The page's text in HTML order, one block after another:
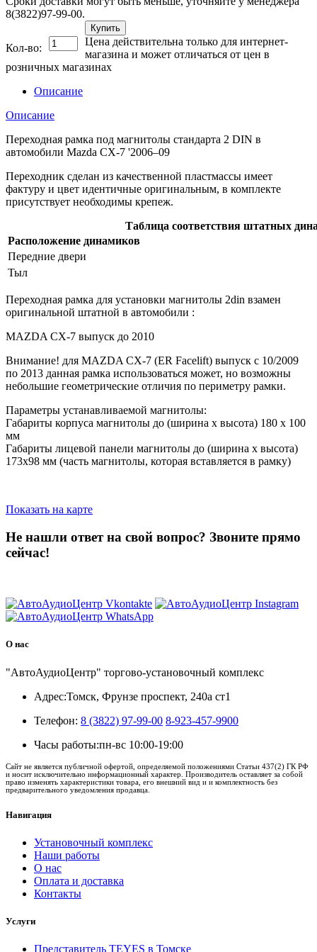
8(3822)97-99-00.
Кол-во:
Купить
Цена действительна только для интернет-
магазина и может отличаться от цен в
розничных магазинах
Описание
Описание
Переходная рамка под магнитолы стандарта 2 DIN в
автомобили Mazda CX-7 '2006–09
Переходник сделан из качественной пластмассы имеет
фактуру и цвет идентичные оригинальным, в комплекте
присутствует необходимы крепеж.
Таблица соответствия штатных
Расположение динамиков
Передние двери
Тыл
Переходная рамка для установки магнитолы 2din взамен
оригинальной штатной в автомобили :
MAZDA CX-7 выпуск до 2010
Внимание! для MAZDA CX-7 (ER Facelift) выпуск с 10/2009
по 2013 данная рамка использоваться может, но возможны
небольшие геометрические отличия по периметру рамки.
Параметры устанавливаемой магнитолы:
Габариты корпуса магнитолы до (ширина х высота) 180 х 100
мм
Габариты лицевой панели магнитолы до (ширина х высота)
173х98 мм (часть магнитолы, которая вставляется в рамку)
Показать на карте
Не нашли ответ на свой вопрос? Звоните прямо
сейчас!
О нас
"АвтоАудиоЦентр" торгово-установочный комплекс
Адрес:Томск, Фрунзе проспект, 240а ст1
Телефон: 8 (3822) 97-99-00 8-923-457-9900
Часы работы:пн-вс 10:00-19:00
Сайт не является публичной офертой, определяемой положениями Статьи 437(2) ГК РФ
и носит исключительно информационный характер. Производитель оставляет за собой
право изменять характеристики товара, его внешний вид и и комплектность без
предварительного уведомления продавца.
Навигация
Установочный комплекс
Наши работы
О нас
Оплата и доставка
Контакты
Услуги
Представитель TEYES в Томске